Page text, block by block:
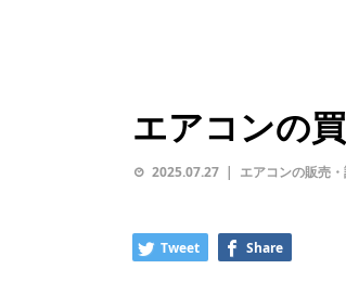
エアコンの
2025.07.27 エアコンの販売
Tweet Share